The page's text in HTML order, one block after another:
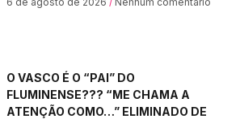
O VASCO É O “PAI” DO
FLUMINENSE??? “ME CHAMA A
ATENÇÃO COMO…” ELIMINADO DE